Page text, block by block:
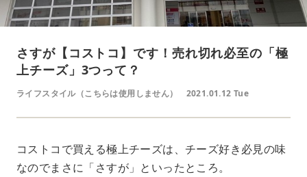
さすが【コストコ】です！売れ切れ必至の「極
上チーズ」3つって？
ライフスタイル（こちらは使用しません） 2021.01.12 Tue
コストコで買える極上チーズは、チーズ好き必見の味
なのでまさに「さすが」といったところ。